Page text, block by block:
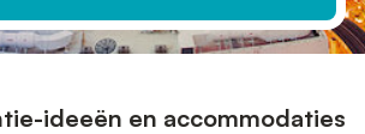
ideeën en accommodaties